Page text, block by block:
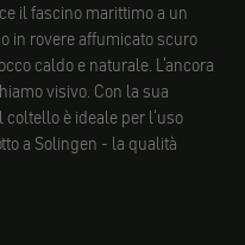
il fascino marittimo a un
in rovere affumicato scuro
caldo e naturale. L'ancora
visivo. Con la sua
coltello è ideale per l'uso
a Solingen - la qualità